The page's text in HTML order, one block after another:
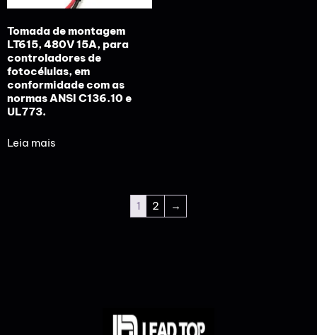
Tomada de montagem
LT615, 480V 15A, para
controladores de
fotocélulas, em
conformidade com as
normas ANSI C136.10 e
UL773.
Leia mais
1 2 →